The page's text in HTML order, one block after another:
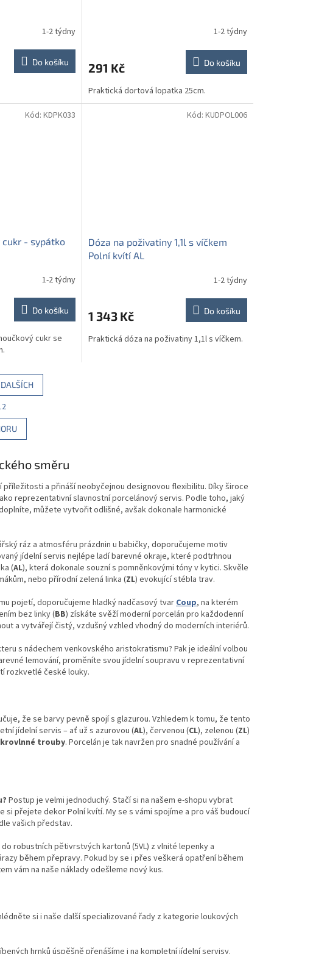
1-2 týdny
Do košíku
1-2 týdny
291 Kč Do košíku
Praktická dortová lopatka 25cm.
cukr - sypátko
1-2 týdny
Do košíku
cukr se
Kód: KDPK033
Dóza na poživatiny 1,1l s víčkem
Polní kvítí AL
1-2 týdny
1 343 Kč Do košíku
Praktická dóza na poživatiny 1,1l s víčkem.
Kód: KUDPOL006
c
k
směru
a přináší neobyčejnou designovou flexibilitu. Díky široce
reprezentativní slavnostní porcelánový servis. Podle toho, jaký
můžete vytvořit odlišné, avšak dokonale harmonické
ráz a atmosféru prázdnin u babičky, doporučujeme motiv
jídelní servis nejlépe ladí barevné okraje, které podtrhnou
(AL), která dokonale souzní s pomněnkovými tóny v kytici. Skvěle
nebo přírodní zelená linka (ZL) evokující stébla trav.
pojetí, doporučujeme hladký nadčasový tvar Coup, na kterém
bez linky (BB) získáte svěží moderní porcelán pro každodenní
a vytvářejí čistý, vzdušný vzhled vhodný do moderních interiérů.
s nádechem venkovského aristokratismu? Pak je ideální volbou
lemování, proměníte svou jídelní soupravu v reprezentativní
rozkvetlé české louky.
že se barvy pevně spojí s glazurou. Vzhledem k tomu, že tento
jídelní servis – ať už s azurovou (AL), červenou (CL), zelenou (ZL)
trouby. Porcelán je tak navržen pro snadné používání a
Postup je velmi jednoduchý. Stačí si na našem e-shopu vybrat
přejete dekor Polní kvítí. My se s vámi spojíme a pro váš budoucí
vašich představ.
robustních pětivrstvých kartonů (5VL) z vlnité lepenky a
během přepravy. Pokud by se i přes veškerá opatření během
vám na naše náklady odešleme nový kus.
si i naše další specializované řady z kategorie loukových
hrnků úspěšně přenášíme i na kompletní jídelní servisy.